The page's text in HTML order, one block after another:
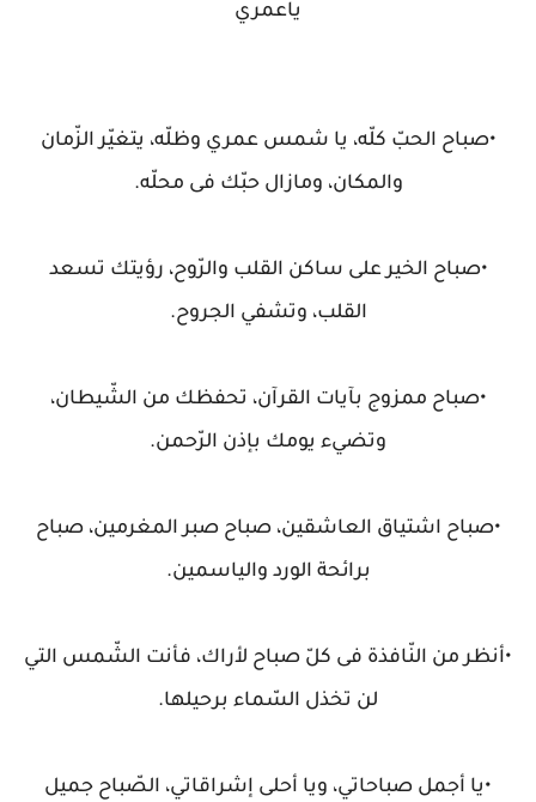
‏ياعمري
•صباح الحبّ كلّه، يا شمس عمري وظلّه، يتغيّر الزّمان
والمكان، ومازال حبّك فى محلّه.
•صباح الخير على ساكن القلب والرّوح، رؤيتك تسعد
القلب، وتشفي الجروح.
•صباح ممزوج بآيات القرآن، تحفظك من الشّيطان،
وتضيء يومك بإذن الرّحمن.
•صباح اشتياق العاشقين، صباح صبر المغرمين، صباح
برائحة الورد والياسمين.
•أنظر من النّافذة فى كلّ صباح لأراك، فأنت الشّمس التي
لن تخذل السّماء برحيلها.
•يا أجمل صباحاتي، ويا أحلى إشراقاتي، الصّباح جميل